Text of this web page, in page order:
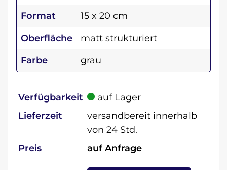
Format
15 x 20 cm
Oberfläche
matt strukturiert
Farbe
grau
Verfügbarkeit
auf Lager
Lieferzeit
versandbereit innerhalb
von 24 Std.
Preis
auf Anfrage